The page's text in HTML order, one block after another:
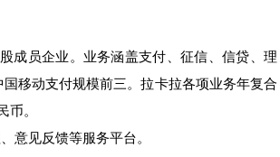
成员企业。业务涵盖支付、征信、信贷、理
移动支付规模前三。拉卡拉各项业务年复合
币。
意见反馈等服务平台。